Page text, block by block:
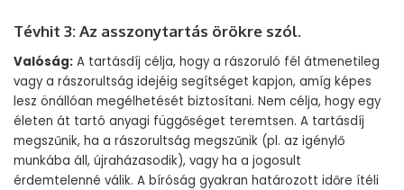
Tévhit 3: Az asszonytartás örökre szól.
Valóság: A tartásdíj célja, hogy a rászoruló fél átmenetileg
vagy a rászorultság idejéig segítséget kapjon, amíg képes
lesz önállóan megélhetését biztosítani. Nem célja, hogy egy
életen át tartó anyagi függőséget teremtsen. A tartásdíj
megszűnik, ha a rászorultság megszűnik (pl. az igénylő
munkába áll, újraházasodik), vagy ha a jogosult
érdemtelenné válik. A bíróság gyakran határozott időre ítéli